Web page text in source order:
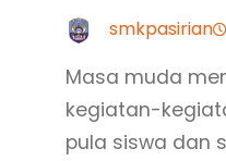
smkpasirian
Masa muda
kegiatan-
pula siswa dan